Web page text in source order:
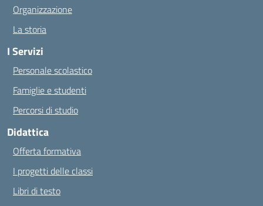
Organizzazione
La storia
I Servizi
Personale scolastico
Famiglie e studenti
Percorsi di studio
Didattica
Offerta formativa
I progetti delle classi
Libri di testo